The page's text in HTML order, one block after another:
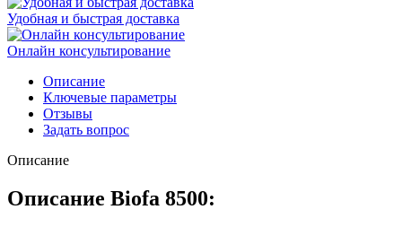
Удобная и быстрая доставка
Онлайн консультирование
Описание
Ключевые параметры
Отзывы
Задать вопрос
Описание
Описание Biofa 8500: